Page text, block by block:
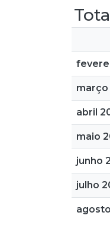
março
abril
maio
junho
julho